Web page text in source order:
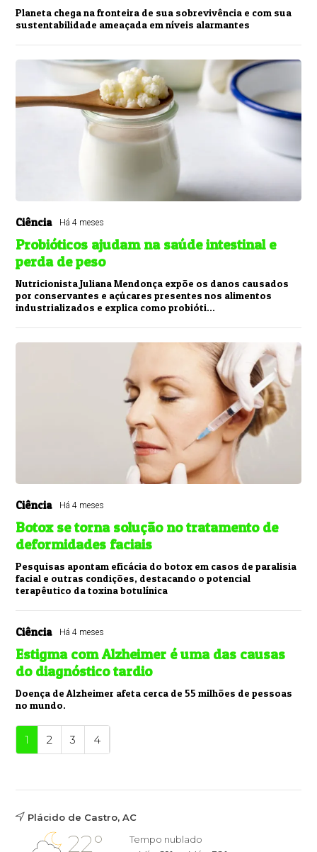
Planeta chega na fronteira de sua sobrevivência e com sua
sustentabilidade ameaçada em níveis alarmantes
Ciência Há 4 meses
Probióticos ajudam na saúde intestinal e
perda de peso
Nutricionista Juliana Mendonça expõe os danos causados
por conservantes e açúcares presentes nos alimentos
industrializados e explica como probióti...
Ciência Há 4 meses
Botox se torna solução no tratamento de
deformidades faciais
Pesquisas apontam eficácia do botox em casos de paralisia
facial e outras condições, destacando o potencial
terapêutico da toxina botulínica
Ciência Há 4 meses
Estigma com Alzheimer é uma das causas
do diagnóstico tardio
Doença de Alzheimer afeta cerca de 55 milhões de pessoas
no mundo.
1 2 3 4
Plácido de Castro, AC
22°
Tempo nublado